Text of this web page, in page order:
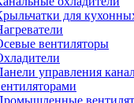
для
вентиляторы
управления